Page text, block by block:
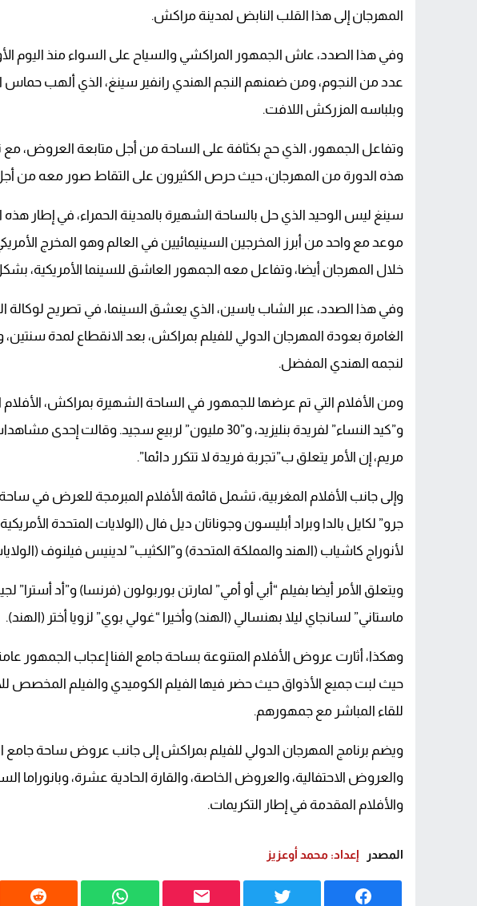
المهرجان إلى هذا القلب النابض لمدينة مراكش.
وفي هذا الصدد، عاش الجمهور المراكشي والسياح على السواء منذ اليوم
عدد من النجوم، ومن ضمنهم النجم الهندي رانفير سينغ، الذي ألهب حماس
وبلباسه المزركش اللافت.
وتفاعل الجمهور، الذي حج بكثافة على الساحة من أجل متابعة العروض، مع
هذه الدورة من المهرجان، حيث حرص الكثيرون على التقاط صور معه من
سينغ ليس الوحيد الذي حل بالساحة الشهيرة بالمدينة الحمراء، في إطار
موعد مع واحد من أبرز المخرجين السينيمائيين في العالم وهو المخرج
خلال المهرجان أيضا، وتفاعل معه الجمهور العاشق للسينما الأمريكية،
وفي هذا الصدد، عبر الشاب ياسين، الذي يعشق السينما، في تصريح لوكالة
الغامرة بعودة المهرجان الدولي للفيلم بمراكش، بعد الانقطاع لمدة
لنجمه الهندي المفضل.
ومن الأفلام التي تم عرضها للجمهور في الساحة الشهيرة بمراكش، الأفلام
مريم، إن الأمر يتعلق ب”تجربة فريدة لا تتكرر دائما”.
وإلى جانب الأفلام المغربية، تشمل قائمة الأفلام المبرمجة للعرض في
جرو” لكايل بالدا وبراد أبليسون وجوناتان ديل فال (الولايات المتحدة
لأنوراج كاشياب (الهند والمملكة المتحدة) و”الكثيب” لدينيس فيلنوف
ويتعلق الأمر أيضا بفيلم “أبي أو أمي” لمارتن بوربولون (فرنسا) و”أد أسترا”
ماستاني” لسانجاي ليلا بهنسالي (الهند) وأخيرا “غولي بوي” لزويا أختر (الهند).
وهكذا، أثارت عروض الأفلام المتنوعة بساحة جامع الفنا إعجاب الجمهور
حيث لبت جميع الأذواق حيث حضر فيها الفيلم الكوميدي والفيلم المخصص
للقاء المباشر مع جمهورهم.
ويضم برنامج المهرجان الدولي للفيلم بمراكش إلى جانب عروض ساحة جامع
والعروض الاحتفالية، والعروض الخاصة، والقارة الحادية عشرة، وبانوراما
والأفلام المقدمة في إطار التكريمات.
المصدر إعداد: محمد أوعزيز